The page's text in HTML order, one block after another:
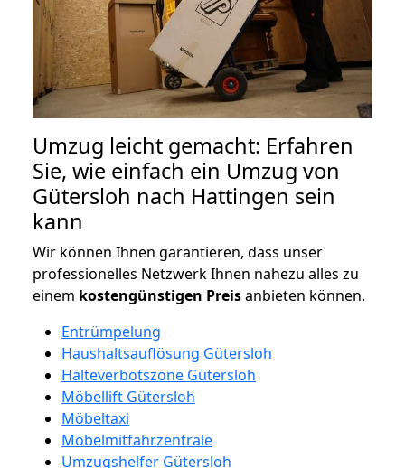
Umzug leicht gemacht: Erfahren
Sie, wie einfach ein Umzug von
Gütersloh nach Hattingen sein
kann
Wir können Ihnen garantieren, dass unser
professionelles Netzwerk Ihnen nahezu alles zu
einem kostengünstigen Preisanbieten können.
Entrümpelung
Haushaltsauflösung Gütersloh
Halteverbotszone Gütersloh
Möbellift Gütersloh
Möbeltaxi
Möbelmitfahrzentrale
Umzugshelfer Gütersloh